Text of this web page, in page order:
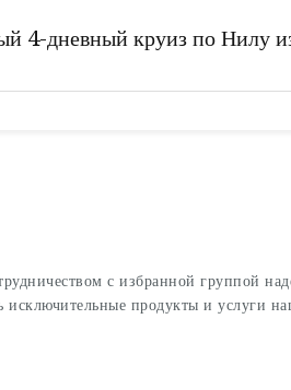
4-дневный круиз по Нилу
с избранной группой
исключительные продукты и услуги